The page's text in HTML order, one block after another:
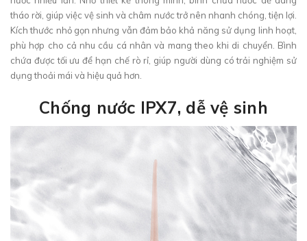
tháo rời, giúp việc vệ sinh và châm nước trở nên nhanh chóng, tiện lợi.
Kích thước nhỏ gọn nhưng vẫn đảm bảo khả năng sử dụng linh hoạt,
phù hợp cho cả nhu cầu cá nhân và mang theo khi di chuyển. Bình
chứa được tối ưu để hạn chế rò rỉ, giúp người dùng có trải nghiệm sử
dụng thoải mái và hiệu quả hơn.
Chống nước IPX7, dễ vệ sinh